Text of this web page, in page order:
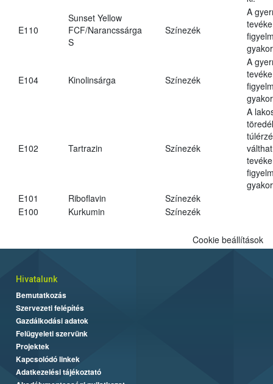
E110
Sunset Yellow
FCF/Narancssárga
S
Színezék
A
E104 Kinolinsárga Színezék
A
E102 Tartrazin Színezék
A
E101
Riboflavin
Színezék
E100
Kurkumin Színezék
Cookie beállítások
Hivatalunk
Bemutatkozás
Szervezeti felépítés
Gazdálkodási adatok
Felügyeleti szervünk
Projektek
Kapcsolódó linkek
Adatkezelési tájékoztató